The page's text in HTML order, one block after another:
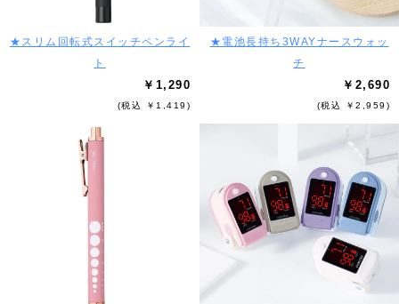
★スリム回転式スイッチペンライ
ト
￥1,290
(税込 ￥1,419)
★電池長持ち3WAYナースウォッ
チ
￥2,690
(税込 ￥2,959)